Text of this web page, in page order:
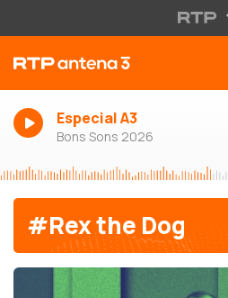
Especial A3
Bons Sons 2026
#Rex the Dog